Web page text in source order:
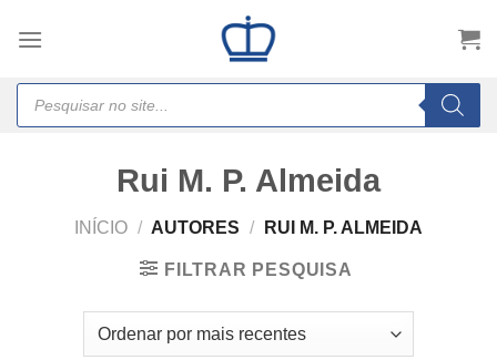
Products
search
Rui M. P. Almeida
INÍCIO / AUTORES / RUI M. P. ALMEIDA
FILTRAR PESQUISA